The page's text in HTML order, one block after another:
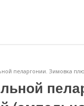
пеларгонии. Зимовка